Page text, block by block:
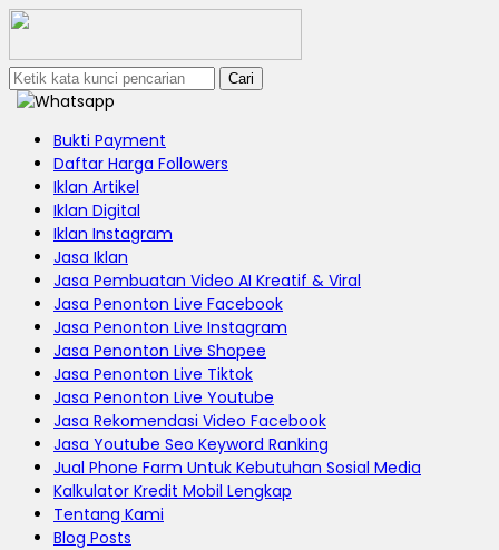
Cari
Bukti Payment
Daftar Harga Followers
Iklan Artikel
Iklan Digital
Iklan Instagram
Jasa Iklan
Jasa Pembuatan Video AI Kreatif & Viral
Jasa Penonton Live Facebook
Jasa Penonton Live Instagram
Jasa Penonton Live Shopee
Jasa Penonton Live Tiktok
Jasa Penonton Live Youtube
Jasa Rekomendasi Video Facebook
Jasa Youtube Seo Keyword Ranking
Jual Phone Farm Untuk Kebutuhan Sosial Media
Kalkulator Kredit Mobil Lengkap
Tentang Kami
Blog Posts